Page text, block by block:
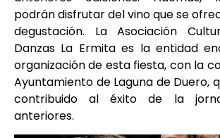
podrán disfrutar del vino que se
degustación. La Asociación
Danzas La Ermita es la entidad
organización de esta fiesta, con la
Ayuntamiento de Laguna de Duero,
contribuido al éxito de la
anteriores.